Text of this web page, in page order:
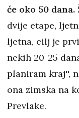
će oko 50 dana.
dvije etape,
ljetna, cilj je
nekih 20-25
planiram kraj'',
ona zimska na
Prevlake.